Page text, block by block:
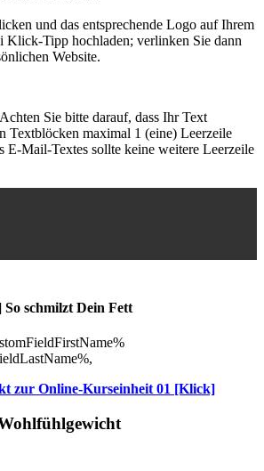
und das entsprechende Logo auf Ihrem
Klick-Tipp hochladen; verlinken Sie dann
Website.
Sie bitte darauf, dass Ihr Text
Textblöcken maximal 1 (eine) Leerzeile
E-Mail-Textes sollte keine weitere Leerzeile
schmilzt Dein Fett
zur Online-Kurseinheit 01 [Klick]